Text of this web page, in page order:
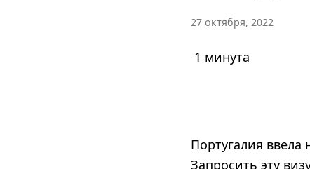
27 октября, 2022
1 минута
Португалия
Запросить эту